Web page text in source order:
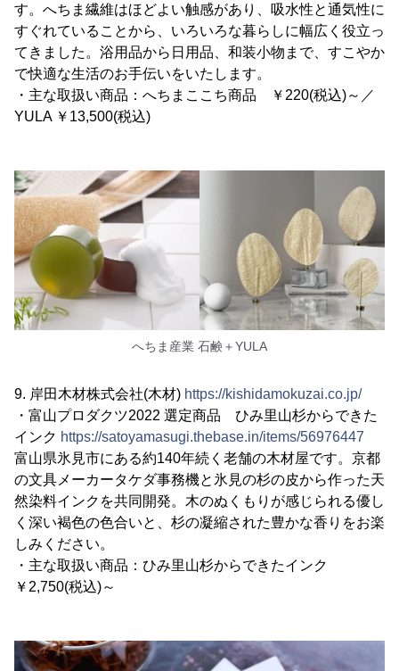
す。へちま繊維はほどよい触感があり、吸水性と通気性に
すぐれていることから、いろいろな暮らしに幅広く役立っ
てきました。浴用品から日用品、和装小物まで、すこやか
で快適な生活のお手伝いをいたします。
・主な取扱い商品：へちまここち商品 ￥220(税込)～／
YULA ￥13,500(税込)
へちま産業 石鹸＋YULA
9. 岸田木材株式会社(木材) https://kishidamokuzai.co.jp/
・富山プロダクツ2022 選定商品 ひみ里山杉からできた
インク https://satoyamasugi.thebase.in/items/56976447
富山県氷見市にある約140年続く老舗の木材屋です。京都
の文具メーカータケダ事務機と氷見の杉の皮から作った天
然染料インクを共同開発。木のぬくもりが感じられる優し
く深い褐色の色合いと、杉の凝縮された豊かな香りをお楽
しみください。
・主な取扱い商品：ひみ里山杉からできたインク
￥2,750(税込)～